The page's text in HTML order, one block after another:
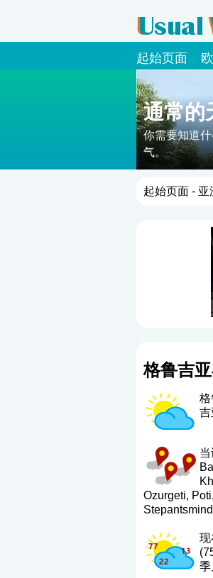
起始页面
通常的
你需要知道
气。
起始页面- 亚
格鲁吉
格
吉
Ozurgeti,
现
季